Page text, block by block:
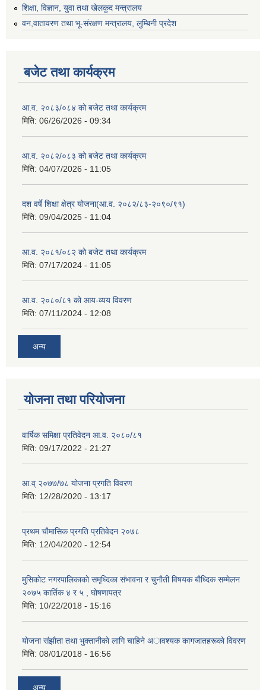
शिक्षा, विज्ञान, युवा तथा खेलकुद मन्‍‍त्रालय
वन,वातावरण तथा भू-संरक्षण मन्त्रालय, लुम्बिनी प्रदेश
बजेट तथा कार्यक्रम
आ.व. २०८३/०८४ को बजेट तथा कार्यक्रम
मिति: 06/26/2026 - 09:34
आ.व. २०८२/०८३ को बजेट तथा कार्यक्रम
मिति: 04/07/2026 - 11:05
दश वर्षे शिक्षा क्षेत्र योजना(आ.व. २०८२/८३-२०९०/९१)
मिति: 09/04/2025 - 11:04
आ.व. २०८१/०८२ को बजेट तथा कार्यक्रम
मिति: 07/17/2024 - 11:05
आ.व. २०८०/८१ को आय-व्यय विवरण
मिति: 07/11/2024 - 12:08
अन्य
योजना तथा परियोजना
वार्षिक समिक्षा प्रतिवेदन आ.व. २०८०/८१
मिति: 09/17/2022 - 21:27
आ.व् २०७७/७८ योजना प्रगति विवरण
मिति: 12/28/2020 - 13:17
प्रथम चाैमासिक प्रगति प्रतिवेदन २०७८
मिति: 12/04/2020 - 12:54
मुसिकाेट नगरपालिकाकाे समृध्दिका संभावना र चुनाैती विषयक बाैध्दिक सम्मेलन
२०७५ कार्तिक ४ र ५ , घाेषणापत्र
मिति: 10/22/2018 - 15:16
याेजना संझाैता तथा भुक्तानीकाे लागि चाहिने अावश्यक कागजातहरूकाे विवरण
मिति: 08/01/2018 - 16:56
अन्य